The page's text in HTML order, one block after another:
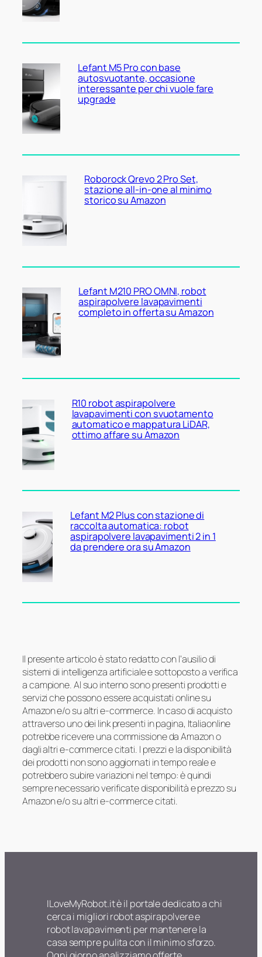
Lefant M5 Pro con base
autosvuotante, occasione
interessante per chi vuole fare
upgrade
Roborock Qrevo 2 Pro Set,
stazione all-in-one al minimo
storico su Amazon
Lefant M210 PRO OMNI, robot
aspirapolvere lavapavimenti
completo in offerta su Amazon
R10 robot aspirapolvere
lavapavimenti con svuotamento
automatico e mappatura LiDAR,
ottimo affare su Amazon
Lefant M2 Plus con stazione di
raccolta automatica: robot
aspirapolvere lavapavimenti 2 in 1
da prendere ora su Amazon
Il presente articolo è stato redatto con l’ausilio di
sistemi di intelligenza artificiale e sottoposto a verifica
a campione. Al suo interno sono presenti prodotti e
servizi che possono essere acquistati online su
Amazon e/o su altri e-commerce. In caso di acquisto
attraverso uno dei link presenti in pagina, Italiaonline
potrebbe ricevere una commissione da Amazon o
dagli altri e-commerce citati. I prezzi e la disponibilità
dei prodotti non sono aggiornati in tempo reale e
potrebbero subire variazioni nel tempo: è quindi
sempre necessario verificate disponibilità e prezzo su
Amazon e/o su altri e-commerce citati.
ILoveMyRobot.it è il portale dedicato a chi
cerca i migliori robot aspirapolvere e
robot lavapavimenti per mantenere la
casa sempre pulita con il minimo sforzo.